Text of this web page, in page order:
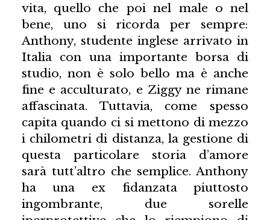
vita, quello che poi nel male o nel
bene, uno si ricorda per sempre:
Anthony, studente inglese arrivato in
Italia con una importante borsa di
studio, non è solo bello ma è anche
fine e acculturato, e Ziggy ne rimane
affascinata. Tuttavia, come spesso
capita quando ci si mettono di mezzo
i chilometri di distanza, la gestione di
questa particolare storia d’amore
sarà tutt’altro che semplice. Anthony
ha una ex fidanzata piuttosto
ingombrante, due sorelle